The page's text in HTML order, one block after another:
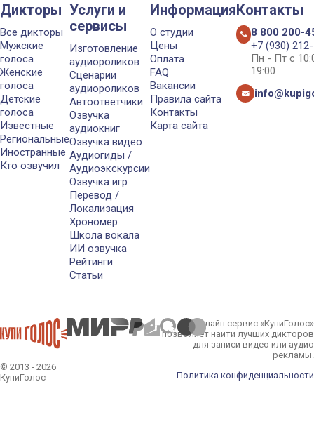
Дикторы
Все дикторы
Мужские
голоса
Женские
голоса
Детские
голоса
Известные
Региональные
Иностранные
Кто озвучил
Услуги и
сервисы
Изготовление
аудиороликов
Сценарии
аудиороликов
Автоответчики
Озвучка
аудиокниг
Озвучка видео
Аудиогиды /
Аудиоэкскурсии
Озвучка игр
Перевод /
Локализация
Хрономер
Школа вокала
ИИ озвучка
Рейтинги
Статьи
Информация
О студии
Цены
Оплата
FAQ
Вакансии
Правила сайта
Контакты
Карта сайта
Контакты
8 800 200-
+7 (930)
Пн - Пт с
19:00
© 2013 - 2026
КупиГолос
Онлайн сервис «КупиГолос»
позволяет найти лучших дикторов
для записи видео или аудио
рекламы.
Политика конфиденциальности